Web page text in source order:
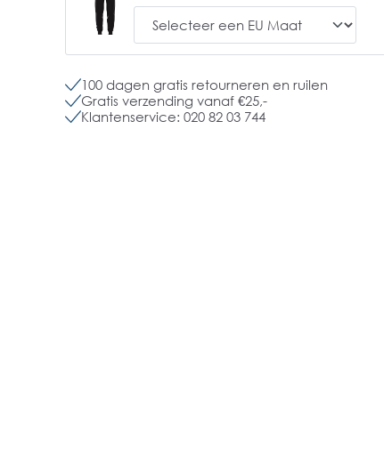
100 dagen gratis retourneren en ruilen
Gratis verzending vanaf €25,-
Klantenservice: 020 82 03 744